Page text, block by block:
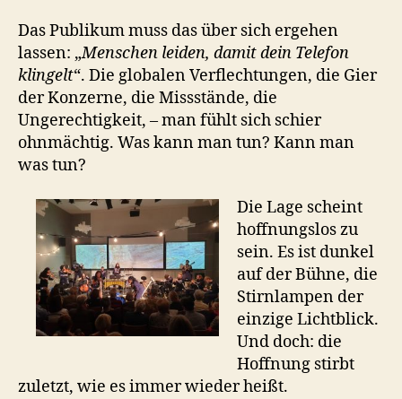
Das Publikum muss das über sich ergehen
lassen: „Menschen leiden, damit dein Telefon
klingelt“. Die globalen Verflechtungen, die Gier
der Konzerne, die Missstände, die
Ungerechtigkeit, – man fühlt sich schier
ohnmächtig. Was kann man tun? Kann man
was tun?
Die Lage scheint
hoffnungslos zu
sein. Es ist dunkel
auf der Bühne, die
Stirnlampen der
einzige Lichtblick.
Und doch: die
Hoffnung stirbt
zuletzt, wie es immer wieder heißt.